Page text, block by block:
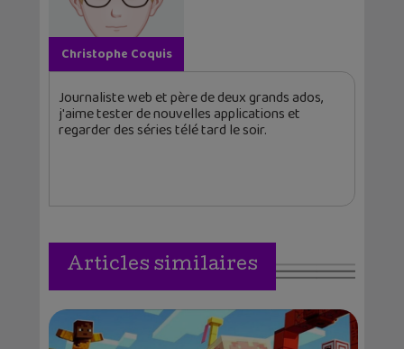
Christophe Coquis
Journaliste web et père de deux grands ados,
j'aime tester de nouvelles applications et
regarder des séries télé tard le soir.
Articles similaires